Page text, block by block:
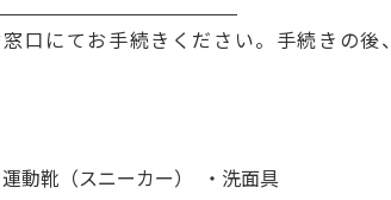
口にてお手続きください。手続きの
運動靴（スニーカー）
・洗面具